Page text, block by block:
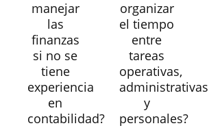
manejar
las
finanzas
si no se
tiene
experiencia
en
contabilidad?
organizar
el tiempo
entre
tareas
operativas,
administrativas
y
personales?